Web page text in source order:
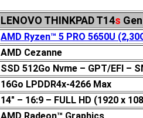
LENOVO THINKPAD T14s
AMD Ryzen™ 5 PRO 5650U
AMD Cezanne
SSD 512Go Nvme – GPT/EFI –
16Go LPDDR4x-4266 Max
14″ – 16:9 – FULL HD (1920 x